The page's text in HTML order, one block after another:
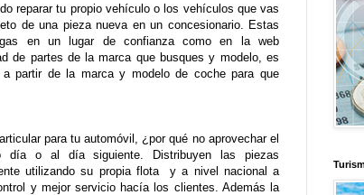
reparar tu propio vehículo o los vehículos que vas
de una pieza nueva en un concesionario. Estas
en un lugar de confianza como en la web
de partes de la marca que busques y modelo, es
partir de la marca y modelo de coche para que
para tu automóvil, ¿por qué no aprovechar el
día o al día siguiente. Distribuyen las piezas
utilizando su propia flota y a nivel nacional a
y mejor servicio hacía los clientes. Además la